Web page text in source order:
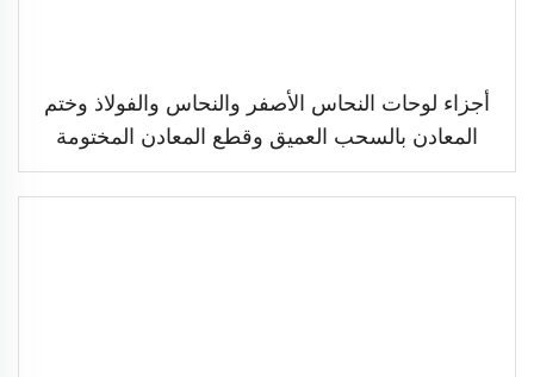
أجزاء لوحات النحاس الأصفر والنحاس والفولاذ وختم
المعادن بالسحب العميق وقطع المعادن المختومة